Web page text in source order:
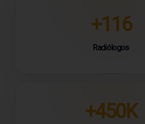
+116
Radiólogos
+450K